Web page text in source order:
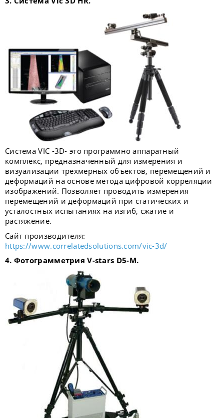
Система VIC -3D- это программно аппаратный
комплекс, предназначенный для измерения и
визуализации трехмерных объектов, перемещений и
деформаций на основе метода цифровой корреляции
изображений. Позволяет проводить измерения
перемещений и деформаций при статических и
усталостных испытаниях на изгиб, сжатие и
растяжение.
Сайт производителя:
https://www.correlatedsolutions.com/vic-3d/
4. Фотограмметрия V-stars D5-M.